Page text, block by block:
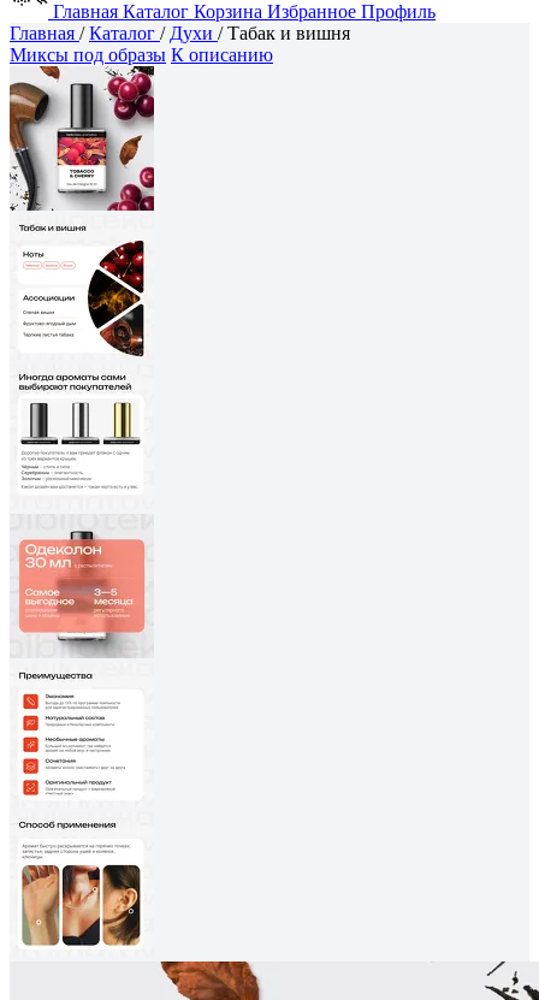
Главная Каталог Корзина Избранное Профиль
Главная /Каталог / Духи /Табак и вишня
Миксы под образы К описанию